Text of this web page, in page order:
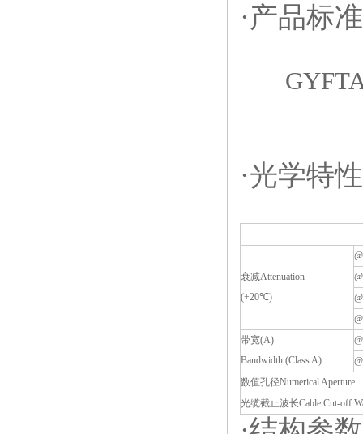
·产品标
·光学特性
衰减Attenuation
(+20℃)
带宽(A)
Bandwidth (Class A)
数值孔径Numerical Aperture
光缆截止波长Cable Cut-off